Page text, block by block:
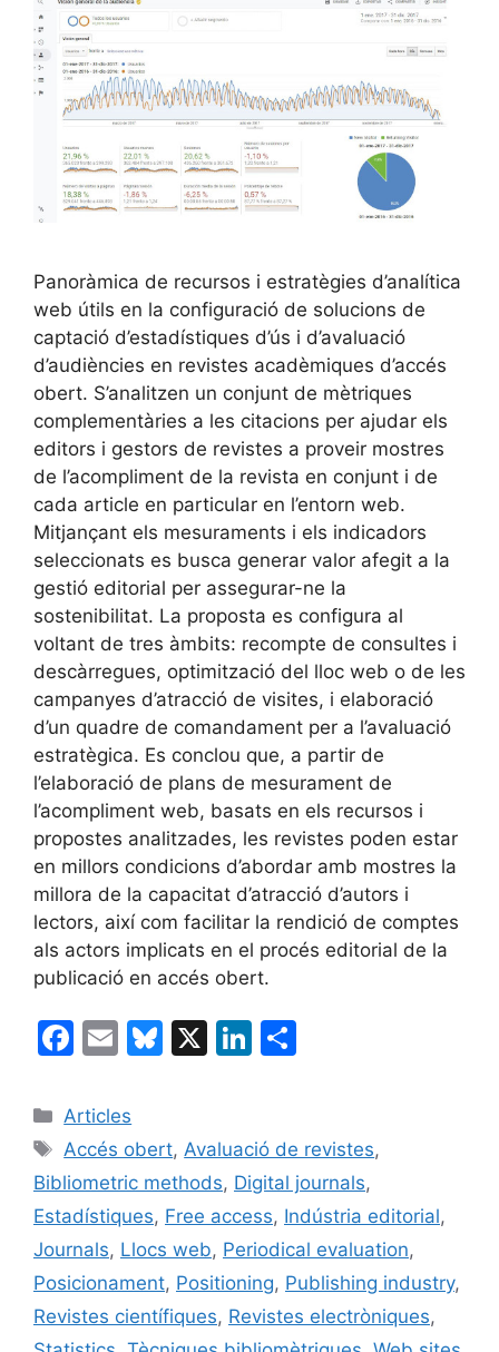
Panoràmica de recursos i estratègies d’analítica
web útils en la configuració de solucions de
captació d’estadístiques d’ús i d’avaluació
d’audiències en revistes acadèmiques d’accés
obert. S’analitzen un conjunt de mètriques
complementàries a les citacions per ajudar els
editors i gestors de revistes a proveir mostres
de l’acompliment de la revista en conjunt i de
cada article en particular en l’entorn web.
Mitjançant els mesuraments i els indicadors
seleccionats es busca generar valor afegit a la
gestió editorial per assegurar-ne la
sostenibilitat. La proposta es configura al
voltant de tres àmbits: recompte de consultes i
descàrregues, optimització del lloc web o de les
campanyes d’atracció de visites, i elaboració
d’un quadre de comandament per a l’avaluació
estratègica. Es conclou que, a partir de
l’elaboració de plans de mesurament de
l’acompliment web, basats en els recursos i
propostes analitzades, les revistes poden estar
en millors condicions d’abordar amb mostres la
millora de la capacitat d’atracció d’autors i
lectors, així com facilitar la rendició de comptes
als actors implicats en el procés editorial de la
publicació en accés obert.
F
c
e
b
o
o
k
E
ai
l
Bl
s
k
y
X
Li
e
dI
n
p
ar
te
ix
Categories
Articles
Etiquetes
Accés obert,Avaluació de revistes,
Bibliometric methods, Digital journals,
Estadístiques, Free access, Indústria editorial,
Journals, Llocs web, Periodical evaluation,
Posicionament, Positioning, Publishing industry,
Revistes científiques, Revistes electròniques,